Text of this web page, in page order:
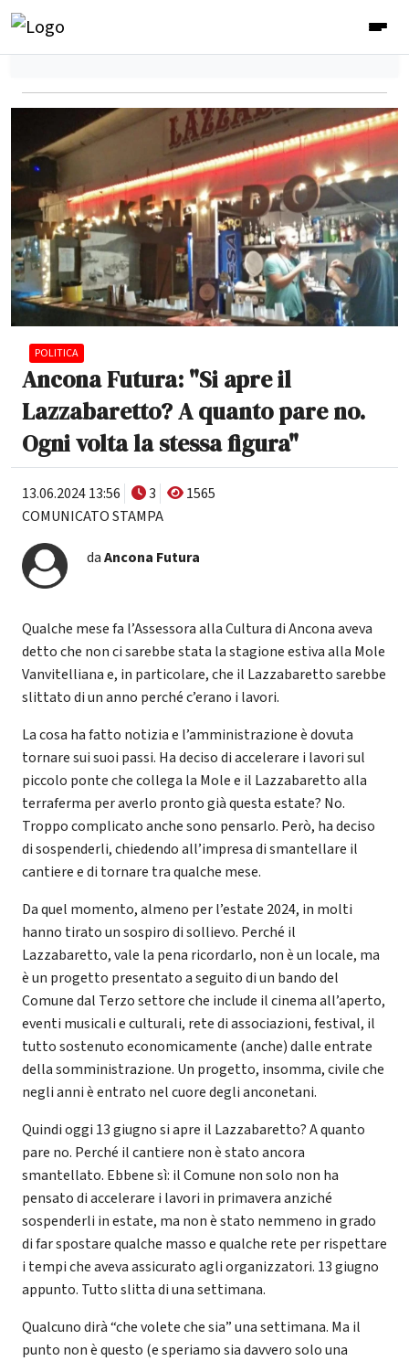
POLITICA
Ancona Futura: "Si apre il
Lazzabaretto? A quanto pare no.
Ogni volta la stessa figura"
13.06.2024 13:56 3
1565
COMUNICATO STAMPA
daAncona Futura
Qualche mese fa l’Assessora alla Cultura di Ancona aveva
detto che non ci sarebbe stata la stagione estiva alla Mole
Vanvitelliana e, in particolare, che il Lazzabaretto sarebbe
slittato di un anno perché c’erano i lavori.
La cosa ha fatto notizia e l’amministrazione è dovuta
tornare sui suoi passi. Ha deciso di accelerare i lavori sul
piccolo ponte che collega la Mole e il Lazzabaretto alla
terraferma per averlo pronto già questa estate? No.
Troppo complicato anche sono pensarlo. Però, ha deciso
di sospenderli, chiedendo all’impresa di smantellare il
cantiere e di tornare tra qualche mese.
Da quel momento, almeno per l’estate 2024, in molti
hanno tirato un sospiro di sollievo. Perché il
Lazzabaretto, vale la pena ricordarlo, non è un locale, ma
è un progetto presentato a seguito di un bando del
Comune dal Terzo settore che include il cinema all’aperto,
eventi musicali e culturali, rete di associazioni, festival, il
tutto sostenuto economicamente (anche) dalle entrate
della somministrazione. Un progetto, insomma, civile che
negli anni è entrato nel cuore degli anconetani.
Quindi oggi 13 giugno si apre il Lazzabaretto? A quanto
pare no. Perché il cantiere non è stato ancora
smantellato. Ebbene sì: il Comune non solo non ha
pensato di accelerare i lavori in primavera anziché
sospenderli in estate, ma non è stato nemmeno in grado
di far spostare qualche masso e qualche rete per rispettare
i tempi che aveva assicurato agli organizzatori. 13 giugno
appunto. Tutto slitta di una settimana.
Qualcuno dirà “che volete che sia” una settimana. Ma il
punto non è questo (e speriamo sia davvero solo una